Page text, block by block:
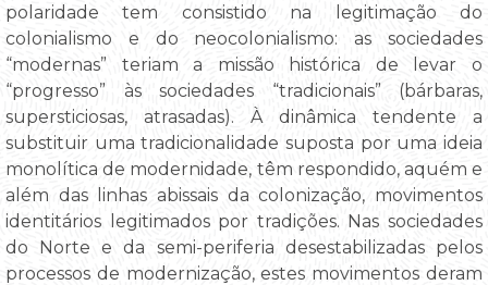
polaridade tem consistido na legitimação do
colonialismo e do neocolonialismo: as sociedades
“modernas” teriam a missão histórica de levar o
“progresso” às sociedades “tradicionais” (bárbaras,
supersticiosas, atrasadas). À dinâmica tendente a
substituir uma tradicionalidade suposta por uma ideia
monolítica de modernidade, têm respondido, aquém e
além das linhas abissais da colonização, movimentos
identitários legitimados por tradições. Nas sociedades
do Norte e da semi-periferia desestabilizadas pelos
processos de modernização, estes movimentos deram